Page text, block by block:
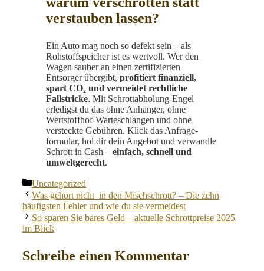
verstauben lassen?
Ein Auto mag noch so defekt sein – als
Rohstoffspeicher ist es wertvoll. Wer den
Wagen sauber an einen zertifizierten
Entsorger übergibt, profitiert finanziell,
spart CO₂ und vermeidet rechtliche
Fallstricke. Mit Schrottabholung-Engel
erledigst du das ohne Anhänger, ohne
Wertstoffhof-Warteschlangen und ohne
versteckte Gebühren. Klick das Anfrage­
formular, hol dir dein Angebot und verwandle
Schrott in Cash – einfach, schnell und
umweltgerecht.
Kategorien
Uncategorized
Was gehört nicht in den Mischschrott? – Die zehn
häufigsten Fehler und wie du sie vermeidest
So sparen Sie bares Geld – aktuelle Schrottpreise 2025
im Blick
Schreibe einen Kommentar